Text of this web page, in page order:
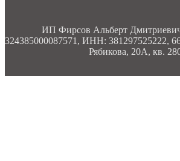
ИП Фирсов Альберт
324385000087571, ИНН: 381297525222,
Рябикова, 20А, кв.